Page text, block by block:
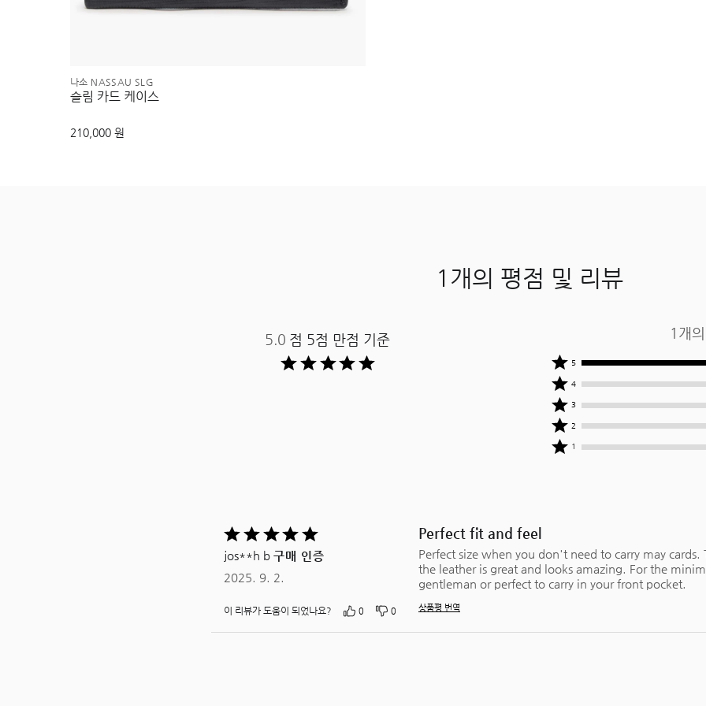
나소 NASSAU SLG
슬림 카드 케이스
210,000 원
1개의 평점 및 리뷰
5.0 점 5점 만점 기준 ​ 1개
상품평
작성자
중
100%
명이
별
5
상품평
작성자
중
0%
명이
4
상품평
작성자
중
0%
3
상품평
작성자
중
2
상품평
줌
1
5
중
5평가됨
jos**h b 구매 인증
2025. 9. 2.
이 리뷰가 도움이 되었나요? 0 0
Perfect fit and feel
Perfect size when you don't need to carry may cards.
the leather is great and looks amazing. For the
gentleman or perfect to carry in your front pocket.
상품평 번역